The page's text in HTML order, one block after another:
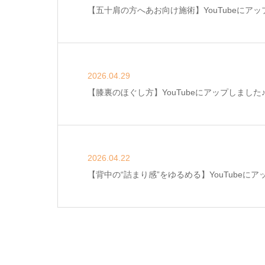
【五十肩の方へあお向け施術】YouTubeにアッ
2026.04.29
【膝裏のほぐし方】YouTubeにアップしました♪
2026.04.22
【背中の“詰まり感”をゆるめる】YouTubeにア